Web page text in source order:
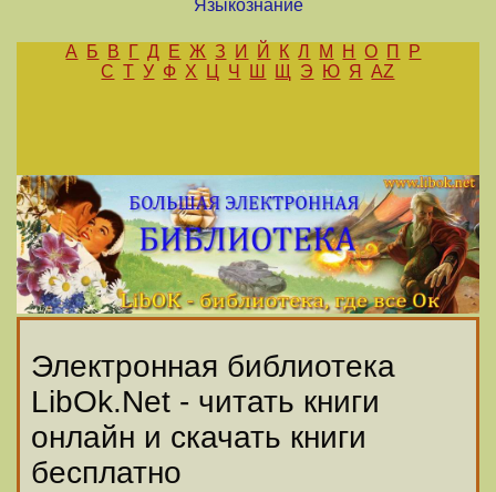
Языкознание
А Б В Г Д Е Ж З И Й К Л М Н О П
Р
С Т У Ф Х Ц Ч Ш Щ Э Ю Я AZ
Электронная библиотека
LibOk.Net - читать книги
онлайн и скачать книги
бесплатно